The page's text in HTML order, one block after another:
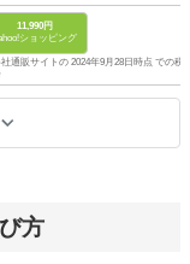
11,990円
ショッピング
通販サイトの 2024年9月28日時点 での税
方